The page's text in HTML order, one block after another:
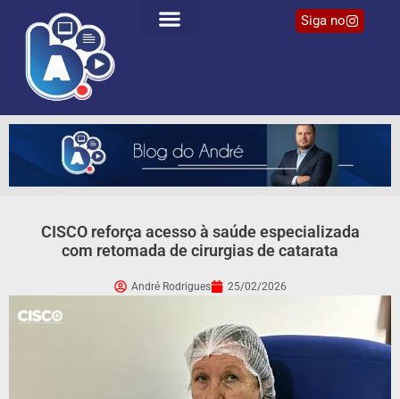
Siga no
CISCO reforça acesso à saúde especializada
com retomada de cirurgias de catarata
André Rodrigues 25/02/2026